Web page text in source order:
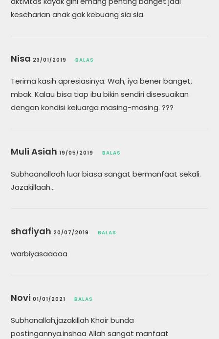
keseharian anak gak kebuang sia sia
Nisa 23/01/2019 BALAS
Terima kasih apresiasinya. Wah, iya bener banget,
mbak. Kalau bisa tiap ibu bikin sendiri disesuaikan
dengan kondisi keluarga masing-masing. ???
Muli Asiah19/05/2019 BALAS
Subhaanallooh luar biasa sangat bermanfaat sekali.
Jazakillaah…
shafiyah 20/07/2019 BALAS
warbiyasaaaaa
Novi01/01/2021 BALAS
Subhanallah,jazakillah Khoir bunda
postingannya.inshaa Allah sangat manfaat